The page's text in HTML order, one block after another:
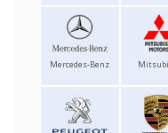
Mercedes-Benz